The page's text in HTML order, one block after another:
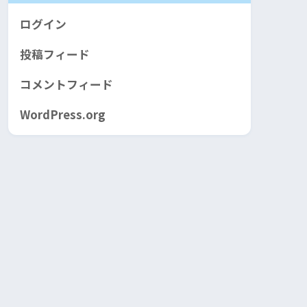
ログイン
投稿フィード
コメントフィード
WordPress.org